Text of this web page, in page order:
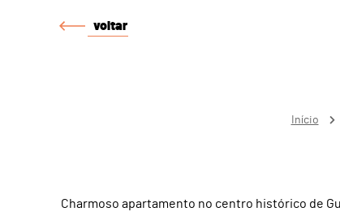
voltar
Início
Charmoso apartamento no centro histórico de